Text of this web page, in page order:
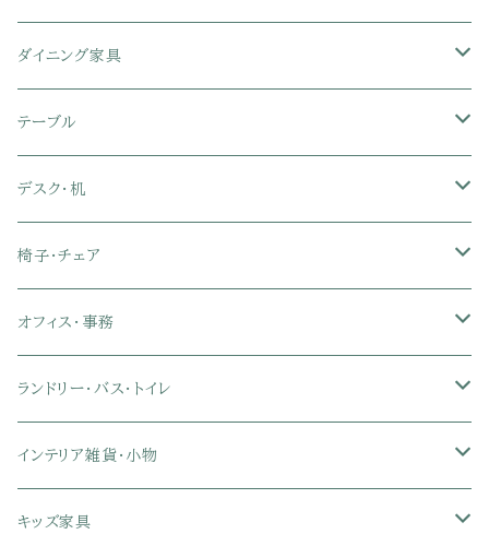
クッションソファ
革・レザー・合皮ソファ
布張り・ファブリックソファ
ソファカバー
衣装ケース・壁面収納・ワードローブ
キャビネット・サイドボード
ランドリー・トイレ収納
玄関収納
突っ張り棚・突っ張りラック
伸縮テレビ台
テレビスタンド
サイドチェスト
幅90cm以下テレビ台
幅91～120cmテレビ台
幅121～150cmテレビ台
幅151～180cmテレビ台
キッチンカウンター
キッチンラック・冷蔵庫ラック
隙間収納
キッチンマット
キッチン用品
キッチン家電
シングル
セミシングル
シングル
パネルベッド
セミシングル
シングル
すのこベッド
セミシングル
シングル
脚付きマットレス
セミシングル
シングル
パイプベッド
ロフトベッド
2段ベッド
折りたたみベッド
ソファベッド
敷き布団
布団セット
枕
タオルケット・ガーゼケット
ブランケット・毛布
布団カバー・敷きパッド
ひんやりマット（冷却マット）
こたつ布団
ラグ・カーペット
玄関マット
キッチンマット
フローリングマット
ジョイントマット
ダイニング家具
ダイニングテーブル
ダイニングチェア・ベンチ
ダイニングテーブルセット
2人用ダイニングテーブルセット
4人用ダイニングテーブルセット
6人用ダイニングテーブルセット
木製ダイニング
テーブル
サイドテーブル
ウッドテーブル
センターテーブル
ガラステーブル
カウンターテーブル
伸縮式テーブル
デスク・机
パソコン・オフィスデスク
L字デスク
収納付きデスク
キーボードスライダー付きデスク
学習机
椅子・チェア
ダイニングチェア・ベンチ
オフィスチェア
リクライニングチェア
ハイバックオフィスチェア
リビングチェア
スツール・オットマン
オフィス・事務
オフィスチェア
オフィスデスク
オフィス収納
ランドリー・バス・トイレ
ランドリーラック
タオルハンガー
インテリア雑貨・小物
タオル
キッズ家具